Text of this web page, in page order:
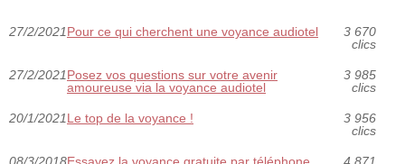
27/2/2021Pour ce qui cherchent une voyance audiotel
3 670
clics
27/2/2021Posez vos questions sur votre avenir
amoureuse via la voyance audiotel
3 985
clics
20/1/2021Le top de la voyance !
3 956
clics